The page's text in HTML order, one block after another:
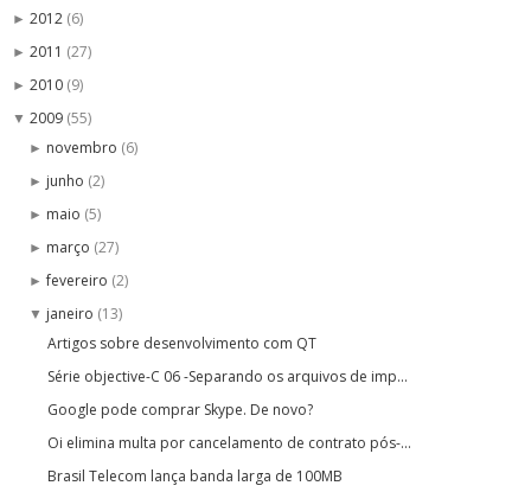
► 2012 (6)
► 2011 (27)
► 2010 (9)
▼ 2009 (55)
► novembro (6)
► junho (2)
► maio (5)
► março (27)
►fevereiro (2)
▼ janeiro (13)
Artigos sobre desenvolvimento com QT
Série objective-C 06 -Separando os arquivos de imp...
Google pode comprar Skype. De novo?
Oi elimina multa por cancelamento de contrato pós-...
Brasil Telecom lança banda larga de 100MB